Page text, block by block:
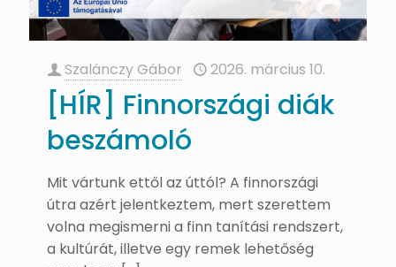
Szalánczy Gábor 2026. március 10.
[HÍR] Finnországi diák
beszámoló
Mit vártunk ettől az úttól? A finnországi
útra azért jelentkeztem, mert szerettem
volna megismerni a finn tanítási rendszert,
a kultúrát, illetve egy remek lehetőség